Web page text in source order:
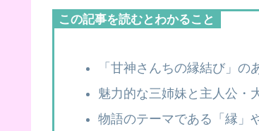
この記事を読むとわかること
「甘神さんちの縁結び」の
魅力的な三姉妹と主人公・
物語のテーマである「縁」